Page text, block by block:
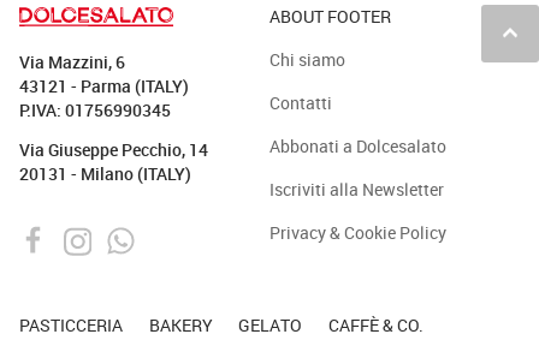
keyboard_arrow_up
Via Mazzini, 6
43121 - Parma (ITALY)
P.IVA: 01756990345
Via Giuseppe Pecchio, 14
20131 - Milano (ITALY)
ABOUT FOOTER
Chi siamo
Contatti
Abbonati a Dolcesalato
Iscriviti alla Newsletter
Privacy & Cookie Policy
PASTICCERIA BAKERY GELATO CAFFÈ & CO.